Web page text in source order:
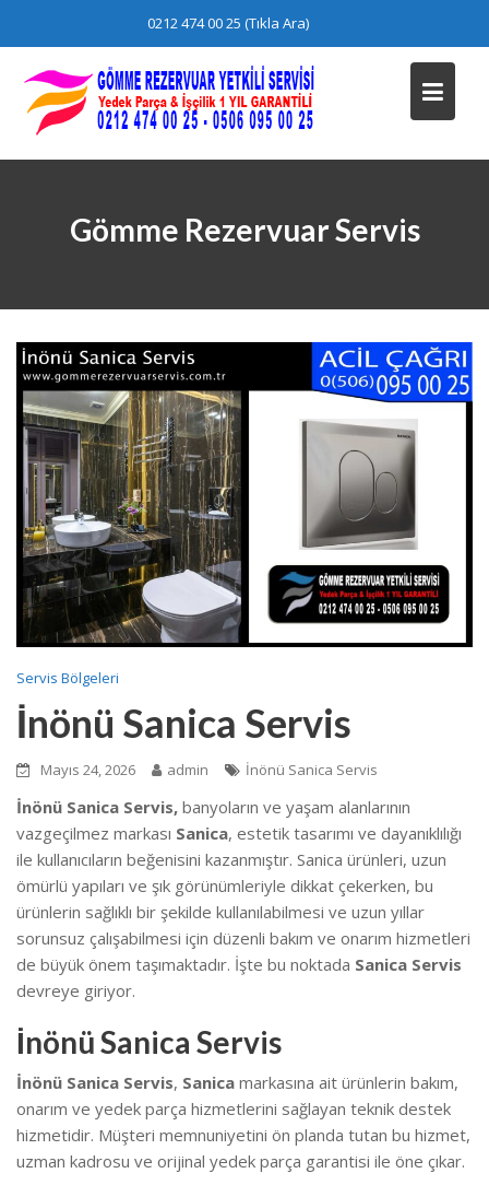
content
0212 474 00 25 (Tıkla Ara)
Gömme Rezervuar Servis
Servis Bölgeleri
İnönü Sanica Servis
Mayıs 24, 2026 admin İnönü Sanica Servis
İnönü Sanica Servis, banyoların ve yaşam alanlarının
vazgeçilmez markası Sanica, estetik tasarımı ve dayanıklılığı
ile kullanıcıların beğenisini kazanmıştır. Sanica ürünleri, uzun
ömürlü yapıları ve şık görünümleriyle dikkat çekerken, bu
ürünlerin sağlıklı bir şekilde kullanılabilmesi ve uzun yıllar
sorunsuz çalışabilmesi için düzenli bakım ve onarım hizmetleri
de büyük önem taşımaktadır. İşte bu noktada Sanica Servis
devreye giriyor.
İnönü Sanica Servis
İnönü Sanica Servis, Sanica markasına ait ürünlerin bakım,
onarım ve yedek parça hizmetlerini sağlayan teknik destek
hizmetidir. Müşteri memnuniyetini ön planda tutan bu hizmet,
uzman kadrosu ve orijinal yedek parça garantisi ile öne çıkar.